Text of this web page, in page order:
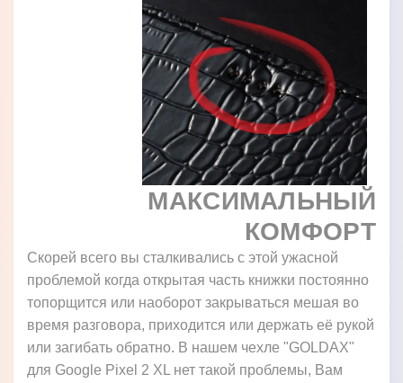
МАКСИМАЛЬНЫЙ
КОМФОРТ
Скорей всего вы сталкивались с этой ужасной
проблемой когда открытая часть книжки постоянно
топорщится или наоборот закрываться мешая во
время разговора, приходится или держать её рукой
или загибать обратно. В нашем чехле "GOLDAX"
для Google Pixel 2 XL нет такой проблемы, Вам